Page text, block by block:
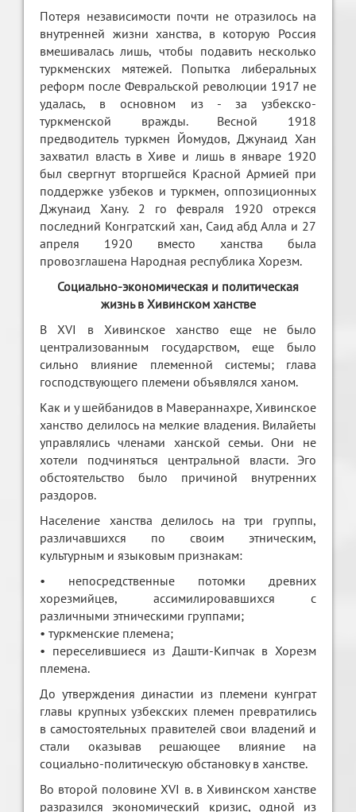
Потеря независимости почти не отразилось на
внутренней жизни ханства, в которую Россия
вмешивалась лишь, чтобы подавить несколько
туркменских мятежей. Попытка либеральных
реформ после Февральской революции 1917 не
удалась, в основном из - за узбекско-
туркменской вражды. Весной 1918
предводитель туркмен Йомудов, Джунаид Хан
захватил власть в Хиве и лишь в январе 1920
был свергнут вторгшейся Красной Армией при
поддержке узбеков и туркмен, оппозиционных
Джунаид Хану. 2 го февраля 1920 отрекся
последний Конгратский хан, Саид абд Алла и 27
апреля 1920 вместо ханства была
провозглашена Народная республика Хорезм.
Социально-экономическая и политическая
жизнь в Хивинском ханстве
В XVI в Хивинское ханство еще не было
централизованным государством, еще было
сильно влияние племенной системы; глава
господствующего племени объявлялся ханом.
Как и у шейбанидов в Мавераннахре, Хивинское
ханство делилось на мелкие владения. Вилайеты
управлялись членами ханской семьи. Они не
хотели подчиняться центральной власти. Эго
обстоятельство было причиной внутренних
раздоров.
Население ханства делилось на три группы,
различавшихся по своим этническим,
культурным и языковым признакам:
• непосредственные потомки древних
хорезмийцев, ассимилировавшихся с
различными этническими группами;
• туркменские племена;
• переселившиеся из Дашти-Кипчак в Хорезм
племена.
До утверждения династии из племени кунграт
главы крупных узбекских племен превратились
в самостоятельных правителей свои владений и
стали оказывав решающее влияние на
социально-политическую обстановку в ханстве.
Во второй половине XVI в. в Хивинском ханстве
разразился экономический кризис, одной из